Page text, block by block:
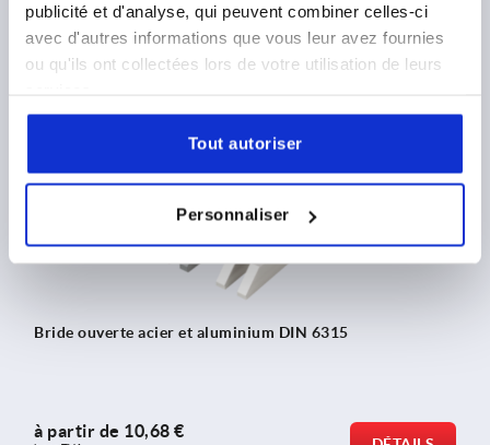
publicité et d'analyse, qui peuvent combiner celles-ci
avec d'autres informations que vous leur avez fournies
ou qu'ils ont collectées lors de votre utilisation de leurs
Tout autoriser
Personnaliser
à partir de34,25 €
hors frais d’envoi
DÉTAILS
Bride ouverte acier et aluminium DIN 6315
à partir de 10,68 €